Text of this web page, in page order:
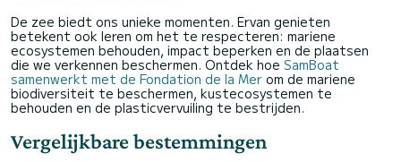
De zee biedt ons unieke momenten. Ervan genieten
betekent ook leren om het te respecteren: mariene
ecosystemen behouden, impact beperken en de plaatsen
die we verkennen beschermen. Ontdek hoe SamBoat
samenwerkt met de Fondation de la Mer om de mariene
biodiversiteit te beschermen, kustecosystemen te
behouden en de plasticvervuiling te bestrijden.
Vergelijkbare bestemmingen